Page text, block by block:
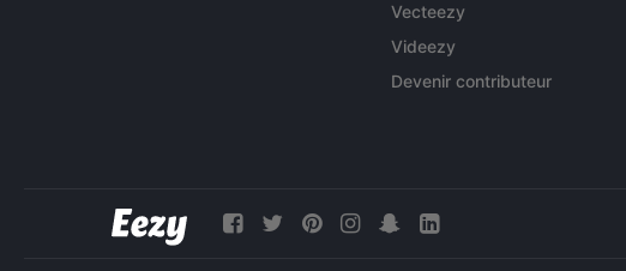
Vecteezy
Videezy
Devenir contributeur